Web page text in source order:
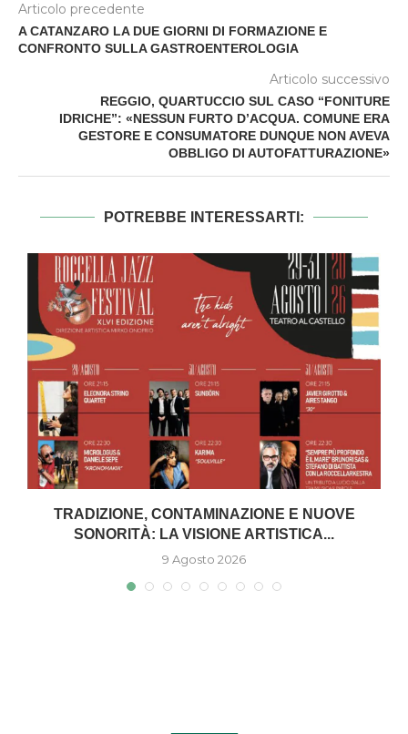
Articolo precedente
A CATANZARO LA DUE GIORNI DI FORMAZIONE E
CONFRONTO SULLA GASTROENTEROLOGIA
Articolo successivo
REGGIO, QUARTUCCIO SUL CASO “FONITURE
IDRICHE”: «NESSUN FURTO D’ACQUA. COMUNE ERA
GESTORE E CONSUMATORE DUNQUE NON AVEVA
OBBLIGO DI AUTOFATTURAZIONE»
POTREBBE INTERESSARTI:
TRADIZIONE, CONTAMINAZIONE E NUOVE
SONORITÀ: LA VISIONE ARTISTICA...
9 Agosto 2026